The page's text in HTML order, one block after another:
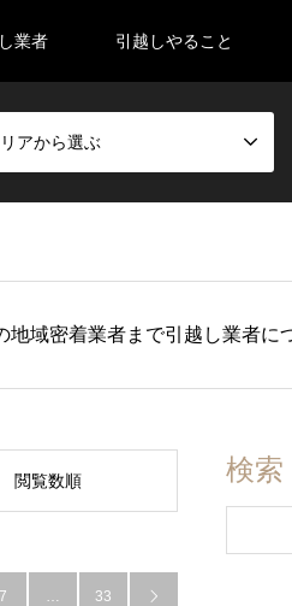
業者 引越しやること
アから選ぶ
域密着業者まで引越し業者に
閲覧数順
7 … 33 
検索